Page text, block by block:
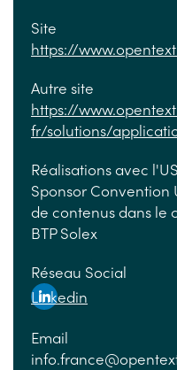
Site
https://
Autre site
https://
fr/solutions/
Réalisations avec
Sponsor Convention
de contenus dans le
BTP Solex
Réseau Social
Linkedin
Email